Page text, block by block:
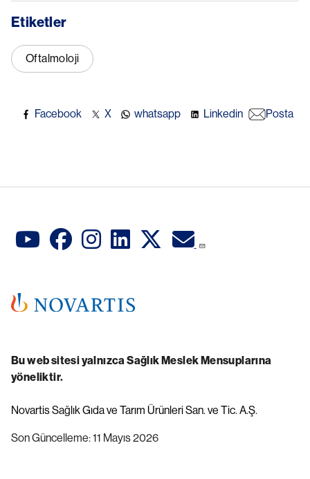
Etiketler
Oftalmoloji
Facebook X whatsapp Linkedin Posta
Bu web sitesi yalnızca Sağlık Meslek Mensuplarına
yöneliktir.
Novartis Sağlık Gıda ve Tarım Ürünleri San. ve Tic. A.Ş.
Son Güncelleme: 11 Mayıs 2026